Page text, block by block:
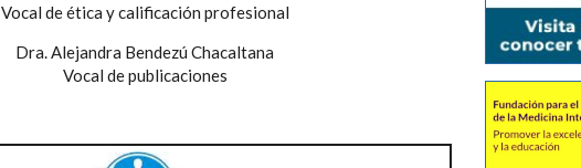
Vocal de ética y calificación profesional
Dra. Alejandra Bendezú Chacaltana
Vocal de publicaciones